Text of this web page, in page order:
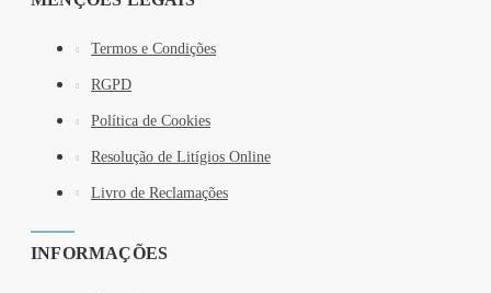
Termos e Condições
RGPD
Política de Cookies
Resolução de Litígios Online
Livro de Reclamações
INFORMAÇÕES